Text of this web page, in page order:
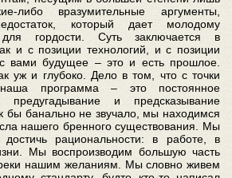
вразумительные аргументы,
который дает молодому
гордости. Суть заключается в
и с позиции технологий, и с позиции
вами будущее – это и есть прошлое.
уж и глубоко. Дело в том, что с точки
программа – это постоянное
предугадывание и предсказывание
бы банально не звучало, мы находимся
нашего бренного существования. Мы
рациональности: в работе, в
Мы воспроизводим большую часть
нашим желаниям. Мы словно живем